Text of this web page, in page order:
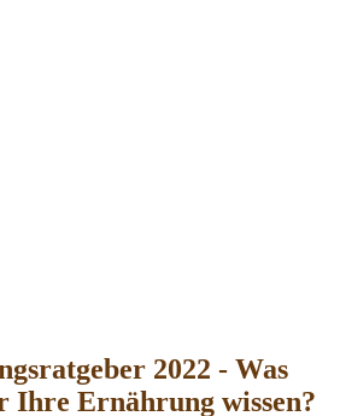
2022 - Was
Ihre Ernährung wissen?